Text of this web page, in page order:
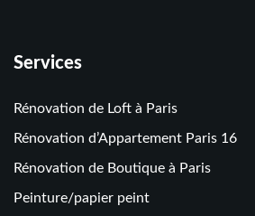
Services
Rénovation de Loft à Paris
Rénovation d’Appartement Paris 16
Rénovation de Boutique à Paris
Peinture/papier peint